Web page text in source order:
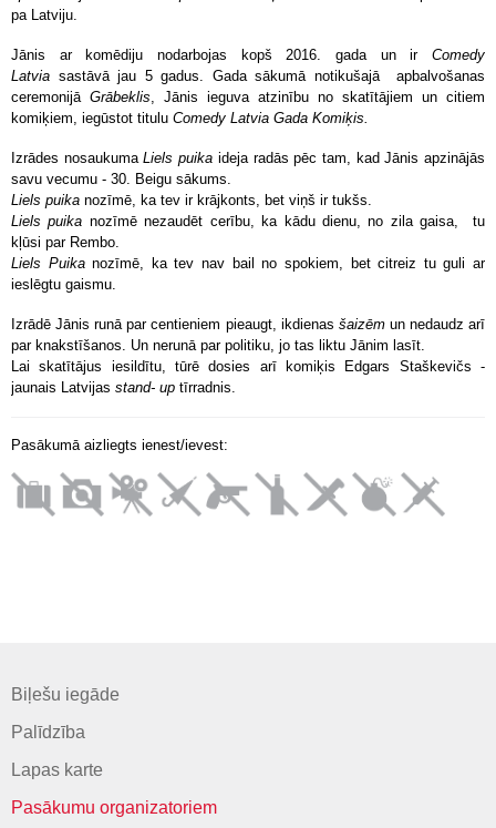
pa Latviju.
Jānis ar komēdiju nodarbojas kopš 2016. gada un ir
Comedy
Latvia sastāvā jau 5 gadus. Gada sākumā notikušajā apbalvošanas
ceremonijā Grābeklis, Jānis ieguva atzinību no skatītājiem un citiem
komiķiem, iegūstot titulu Comedy Latvia Gada Komiķis.
Izrādes nosaukuma Liels puika ideja radās pēc tam, kad Jānis apzinājās
savu vecumu - 30. Beigu sākums.
Liels puika nozīmē, ka tev ir krājkonts, bet viņš ir tukšs.
Liels puika nozīmē nezaudēt cerību, ka kādu dienu, no zila gaisa, tu
kļūsi par Rembo.
Liels Puika nozīmē, ka tev nav bail no spokiem, bet citreiz tu guli ar
ieslēgtu gaismu.
Izrādē Jānis runā par centieniem pieaugt, ikdienas šaizēm un nedaudz arī
par knakstīšanos. Un nerunā par politiku, jo tas liktu Jānim lasīt.
Lai skatītājus iesildītu, tūrē dosies arī komiķis Edgars Staškevičs -
jaunais Latvijas stand- up tīrradnis.
Pasākumā aizliegts ienest/ievest:
Biļešu iegāde
Palīdzība
Lapas karte
Pasākumu organizatoriem